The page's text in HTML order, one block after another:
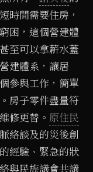
時間需要住房，
困，這個營建體
至可以拿薪水蓋
建體系，讓居
參與工作，簡單
房子零件盡量符
修更替。 原住民
絡談及的災後創
經驗、緊急的狀